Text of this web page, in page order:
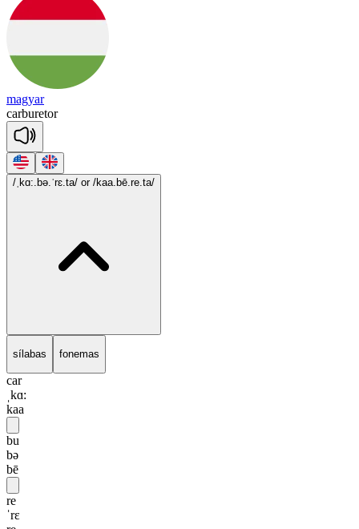
magyar
carburetor
/ˌkɑ:.bə.ˈrɛ.ta/ or /kaa.bē.re.ta/
sílabas fonemas
car
ˌkɑ:
kaa
bu
bə
bē
re
ˈrɛ